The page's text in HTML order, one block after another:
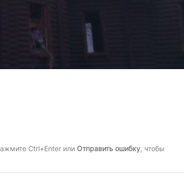
Ctrl+Enter или Отправить ошибку, чтобы